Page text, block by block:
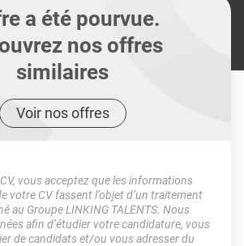
a été pourvue.
nos offres
similaires
Voir nos offres
vous acceptez que les informations
votre CV fassent l’objet d’un traitement
au Groupe LINKING TALENTS. Nous
afin d’étudier votre candidature, vous
de candidats et/ou vous adresser du